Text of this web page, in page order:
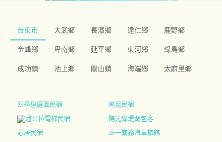
台東市 大武鄉 長濱鄉 達仁鄉 鹿野鄉
金峰鄉 卑南鄉 延平鄉 東河鄉 綠島鄉
成功鎮 池上鄉 關山鎮 海端鄉 太麻里鄉
四季逗庭園民宿
黑足民宿
潘朵拉電梯民宿
陽光綠堤背包客
芯居民宿
正一商務汽車旅館